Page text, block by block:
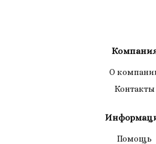
О
Контакты
Помощь